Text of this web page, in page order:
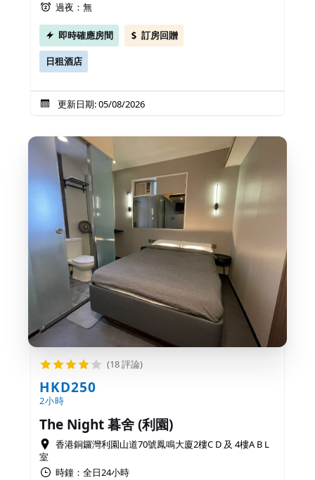
過夜：無
即時確應房間 訂房回贈
日租酒店
更新日期: 05/08/2026
(18 評論)
HKD250
2小時
The Night 暮舍 (利園)
香港銅鑼灣利園山道70號鳳鳴大廈2樓C D 及 4樓A B L
室
時鐘：全日24小時